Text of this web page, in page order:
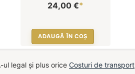
24,00 €*
ADAUGĂ ÎN COȘ
ul legal și plus orice Costuri de transport